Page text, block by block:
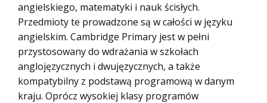
angielskiego, matematyki i nauk ścisłych.
Przedmioty te prowadzone są w całości w języku
angielskim. Cambridge Primary jest w pełni
przystosowany do wdrażania w szkołach
anglojęzycznych i dwujęzycznych, a także
kompatybilny z podstawą programową w danym
kraju. Oprócz wysokiej klasy programów